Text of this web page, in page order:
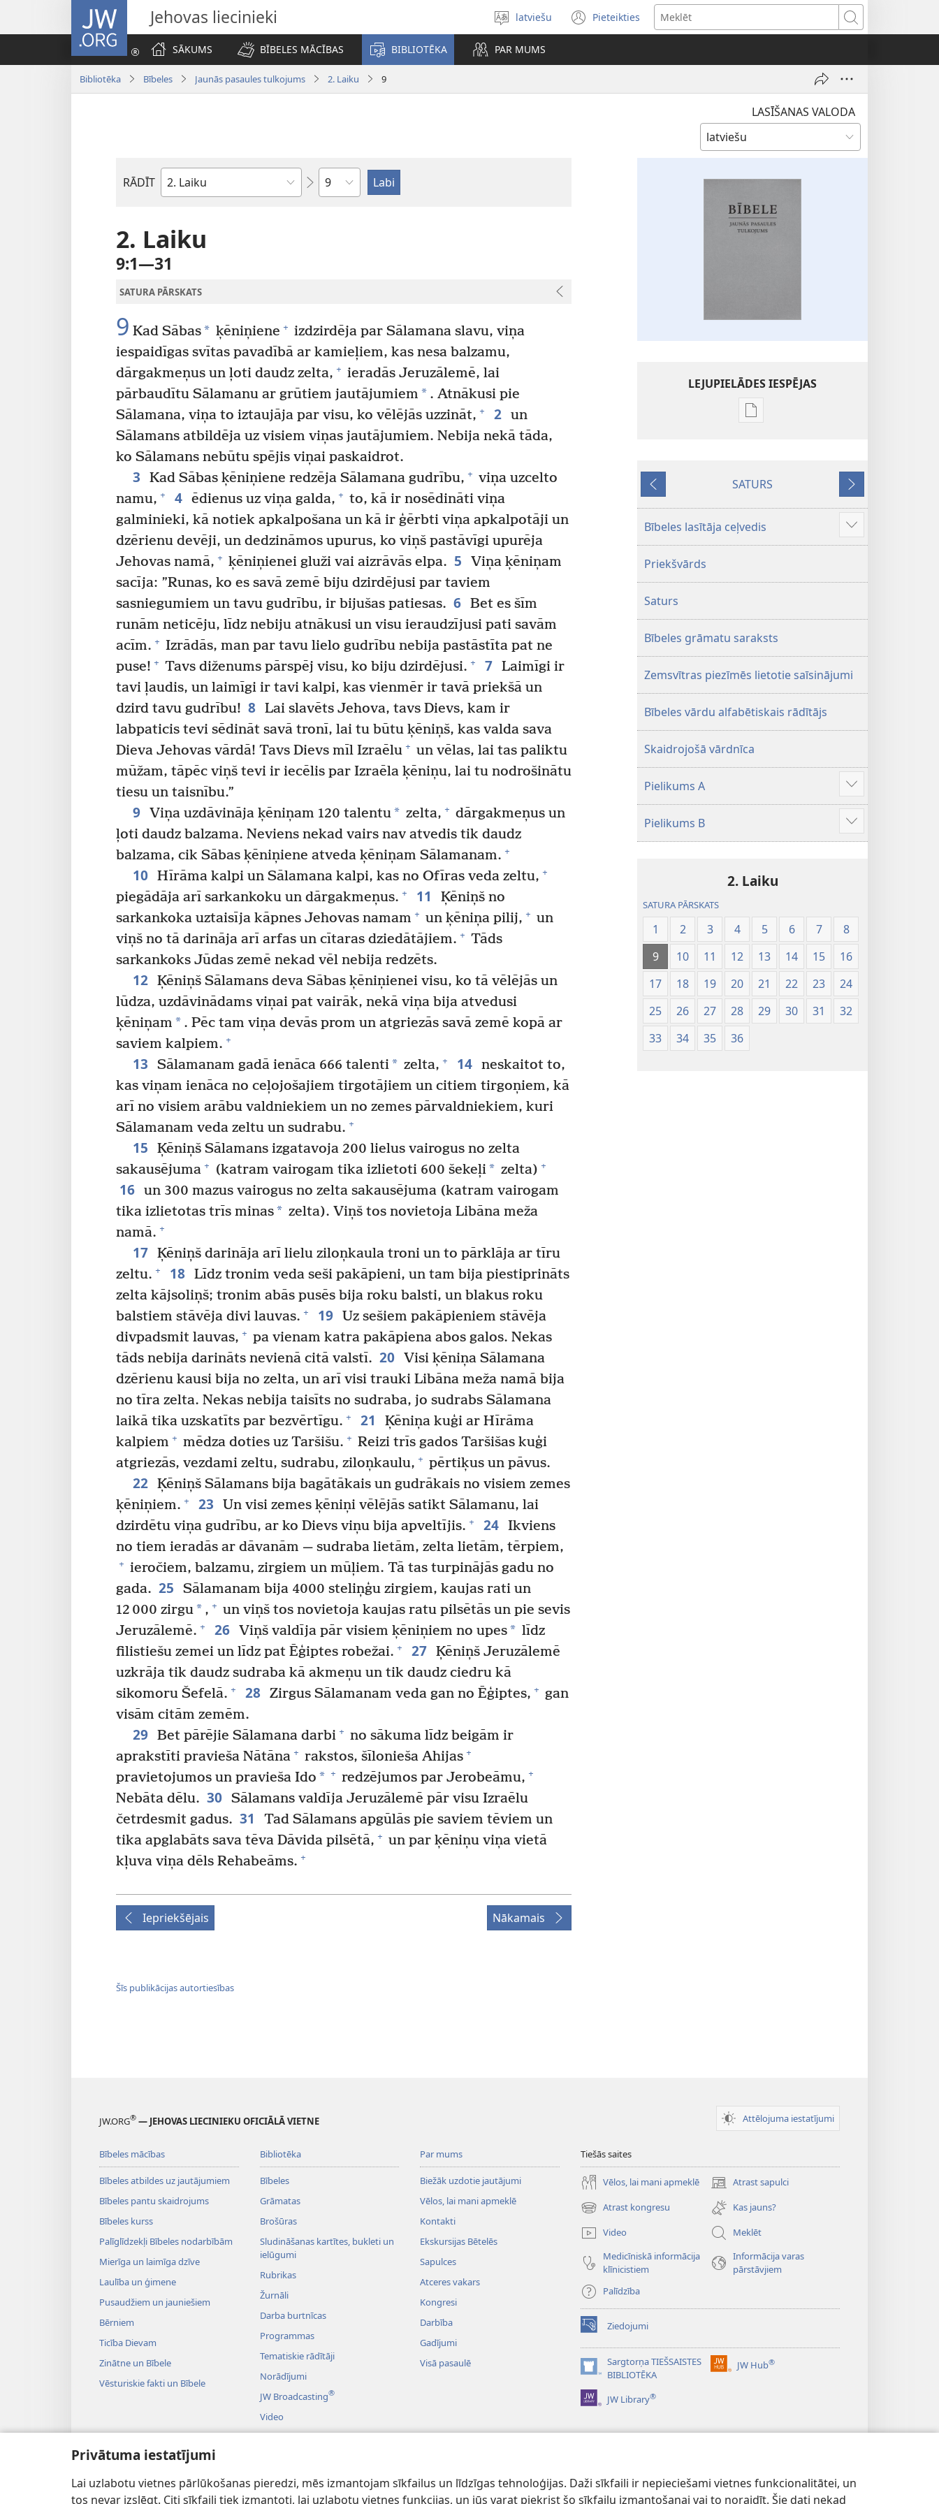
Privātuma iestatījumi
Lai uzlabotu vietnes pārlūkošanas pieredzi, mēs izmantojam sīkfailus un līdzīgas tehnoloģijas. Daži sīkfaili ir nepieciešami vietnes funkcionalitātei, un
tos nevar izslēgt. Citi sīkfaili tiek izmantoti, lai uzlabotu vietnes funkcijas, un jūs varat piekrist šo sīkfailu izmantošanai vai to noraidīt. Šie dati nekad
JW.ORG Jehovas liecinieki
Izvēlieties
valodu
latviešu Pieteikties
(opens
new
Meklēt
SĀKUMS
BĪBELES MĀCĪBAS BIBLIOTĒKA PAR MUMS
Bibliotēka Bībeles Jaunās pasaules tulkojums 2. Laiku 9
LASĪŠANAS VALODA
RĀDĪT
Pēc
grāmatām
Pēc
nodaļām
2. Laiku
9:1—31
SATURA PĀRSKATS
9 Kad Sābas* ķēniņiene + izdzirdēja par Sālamana slavu, viņa
iespaidīgas svītas pavadībā ar kamieļiem, kas nesa balzamu,
dārgakmeņus un ļoti daudz zelta, + ieradās Jeruzālemē, lai
pārbaudītu Sālamanu ar grūtiem jautājumiem * . Atnākusi pie
Sālamana, viņa to iztaujāja par visu, ko vēlējās uzzināt, + 2 un
Sālamans atbildēja uz visiem viņas jautājumiem. Nebija nekā tāda,
ko Sālamans nebūtu spējis viņai paskaidrot.
3 Kad Sābas ķēniņiene redzēja Sālamana gudrību, + viņa uzcelto
namu, + 4 ēdienus uz viņa galda, + to, kā ir nosēdināti viņa
galminieki, kā notiek apkalpošana un kā ir ģērbti viņa apkalpotāji un
dzērienu devēji, un dedzināmos upurus, ko viņš pastāvīgi upurēja
Jehovas namā, + ķēniņienei gluži vai aizrāvās elpa. 5
Viņa ķēniņam
sacīja: ”Runas, ko es savā zemē biju dzirdējusi par taviem
sasniegumiem un tavu gudrību, ir bijušas patiesas. 6 Bet es šīm
runām neticēju, līdz nebiju atnākusi un visu ieraudzījusi pati savām
acīm. + Izrādās, man par tavu lielo gudrību nebija pastāstīta pat ne
puse! + Tavs diženums pārspēj visu, ko biju dzirdējusi. + 7 Laimīgi ir
tavi ļaudis, un laimīgi ir tavi kalpi, kas vienmēr ir tavā priekšā un
dzird tavu gudrību! 8 Lai slavēts Jehova, tavs Dievs, kam ir
labpaticis tevi sēdināt savā tronī, lai tu būtu ķēniņš, kas valda sava
Dieva Jehovas vārdā! Tavs Dievs mīl Izraēlu + un vēlas, lai tas paliktu
mūžam, tāpēc viņš tevi ir iecēlis par Izraēla ķēniņu, lai tu nodrošinātu
tiesu un taisnību.”
9 Viņa uzdāvināja ķēniņam 120 talentu* zelta, + dārgakmeņus un
ļoti daudz balzama. Neviens nekad vairs nav atvedis tik daudz
balzama, cik Sābas ķēniņiene atveda ķēniņam Sālamanam. +
10 Hīrāma kalpi un Sālamana kalpi, kas no Ofīras veda zeltu, +
piegādāja arī sarkankoku un dārgakmeņus. + 11
Ķēniņš no
sarkankoka uztaisīja kāpnes Jehovas namam + un ķēniņa pilij, + un
viņš no tā darināja arī arfas un cītaras dziedātājiem. + Tāds
sarkankoks Jūdas zemē nekad vēl nebija redzēts.
12 Ķēniņš Sālamans deva Sābas ķēniņienei visu, ko tā vēlējās un
lūdza, uzdāvinādams viņai pat vairāk, nekā viņa bija atvedusi
ķēniņam * . Pēc tam viņa devās prom un atgriezās savā zemē kopā ar
saviem kalpiem. +
13 Sālamanam gadā ienāca 666 talenti* zelta, + 14 neskaitot to,
kas viņam ienāca no ceļojošajiem tirgotājiem un citiem tirgoņiem, kā
arī no visiem arābu valdniekiem un no zemes pārvaldniekiem, kuri
Sālamanam veda zeltu un sudrabu. +
15
Ķēniņš Sālamans izgatavoja 200 lielus vairogus no zelta
sakausējuma + (katram vairogam tika izlietoti 600 šekeļi* zelta) +
16 un 300 mazus vairogus no zelta sakausējuma (katram vairogam
tika izlietotas trīs minas* zelta). Viņš tos novietoja Libāna meža
namā. +
17 Ķēniņš darināja arī lielu ziloņkaula troni un to pārklāja ar tīru
zeltu. + 18 Līdz tronim veda seši pakāpieni, un tam bija piestiprināts
zelta kājsoliņš; tronim abās pusēs bija roku balsti, un blakus roku
balstiem stāvēja divi lauvas. + 19 Uz sešiem pakāpieniem stāvēja
divpadsmit lauvas, + pa vienam katra pakāpiena abos galos. Nekas
tāds nebija darināts nevienā citā valstī. 20 Visi ķēniņa Sālamana
dzērienu kausi bija no zelta, un arī visi trauki Libāna meža namā bija
no tīra zelta. Nekas nebija taisīts no sudraba, jo sudrabs Sālamana
laikā tika uzskatīts par bezvērtīgu. + 21
Ķēniņa kuģi ar Hīrāma
kalpiem + mēdza doties uz Taršišu. + Reizi trīs gados Taršišas kuģi
atgriezās, vezdami zeltu, sudrabu, ziloņkaulu, + pērtiķus un pāvus.
22 Ķēniņš Sālamans bija bagātākais un gudrākais no visiem zemes
ķēniņiem. + 23
Un visi zemes ķēniņi vēlējās satikt Sālamanu, lai
dzirdētu viņa gudrību, ar ko Dievs viņu bija apveltījis. + 24 Ikviens
no tiem ieradās ar dāvanām — sudraba lietām, zelta lietām, tērpiem,
+ ieročiem, balzamu, zirgiem un mūļiem. Tā tas turpinājās gadu no
gada. 25
Sālamanam bija 4000 steliņģu zirgiem, kaujas rati un
12 000 zirgu* , + un viņš tos novietoja kaujas ratu pilsētās un pie sevis
Jeruzālemē. + 26 Viņš valdīja pār visiem ķēniņiem no upes* līdz
filistiešu zemei un līdz pat Ēģiptes robežai. + 27 Ķēniņš Jeruzālemē
uzkrāja tik daudz sudraba kā akmeņu un tik daudz ciedru kā
sikomoru Šefelā. + 28 Zirgus Sālamanam veda gan no Ēģiptes, + gan
visām citām zemēm.
29 Bet pārējie Sālamana darbi + no sākuma līdz beigām ir
aprakstīti pravieša Nātāna + rakstos, šīlonieša Ahijas +
pravietojumos un pravieša Ido * + redzējumos par Jerobeāmu, +
Nebāta dēlu. 30 Sālamans valdīja Jeruzālemē pār visu Izraēlu
četrdesmit gadus. 31
Tad Sālamans apgūlās pie saviem tēviem un
tika apglabāts sava tēva Dāvida pilsētā, + un par ķēniņu viņa vietā
kļuva viņa dēls Rehabeāms. +
Iepriekšējais Nākamais
Šīs publikācijas autortiesības
LEJUPIELĀDES IESPĒJAS
Publikāciju
Jaunās
tulkojums
Iepriekšējais
SATURS
Nākamais
Bībeles lasītāja ceļvedis
Parādīt
vairāk
Priekšvārds
Saturs
Bībeles grāmatu saraksts
Zemsvītras piezīmēs lietotie saīsinājumi
Bībeles vārdu alfabētiskais rādītājs
Skaidrojošā vārdnīca
Pielikums A
Parādīt
vairāk
Pielikums B
Parādīt
vairāk
2. Laiku
SATURA PĀRSKATS
1 2 3 4 5 6 7
8
9
10 11 12 13 14 15
16
17
18 19 20 21 22 23
24
25
26 27 28 29 30 31
32
33
34 35 36
JW.ORG® — JEHOVAS LIECINIEKU OFICIĀLĀ VIETNE Attēlojuma iestatījumi
Bībeles mācības
Bībeles atbildes uz jautājumiem
Bībeles pantu skaidrojums
Bībeles kurss
Palīglīdzekļi Bībeles nodarbībām
Mierīga un laimīga dzīve
Laulība un ģimene
Pusaudžiem un jauniešiem
Bērniem
Ticība Dievam
Zinātne un Bībele
Vēsturiskie fakti un Bībele
Bibliotēka
Bībeles
Grāmatas
Brošūras
Sludināšanas kartītes, bukleti un
ielūgumi
Rubrikas
Žurnāli
Darba burtnīcas
Programmas
Tematiskie rādītāji
Norādījumi
JW Broadcasting®
Video
Mūzika
Teatralizēti Bībeles lasījumi
Par mums
Biežāk uzdotie jautājumi
Vēlos, lai mani apmeklē
Kontakti
Ekskursijas Bētelēs
Sapulces
Atceres vakars
Kongresi
Darbība
Gadījumi
Visā pasaulē
Tiešās saites
Vēlos, lai mani apmeklē Atrast sapulci
(opens
new
window)
Atrast kongresu
(opens
new
window)
Kas jauns?
Video
Meklēt
Medicīniskā informācija
klīnicistiem
Informācija varas
pārstāvjiem
Palīdzība
Ziedojumi
(opens
new
window)Sargtorņa TIEŠSAISTES
BIBLIOTĒKA
(opens
new
window)
JW Hub®
(opens
JW Library®